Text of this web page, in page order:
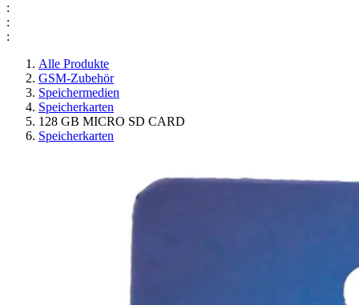
:
:
:
Alle Produkte
GSM-Zubehör
Speichermedien
Speicherkarten
128 GB MICRO SD CARD
Speicherkarten